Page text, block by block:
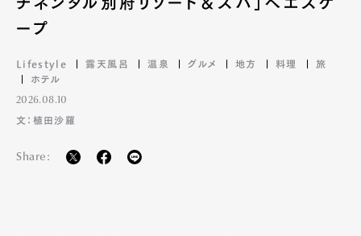
ープ
Lifestyle 露天風呂 温泉 グルメ 地方 料理
旅
ホテル
2026.08.10
文：植田沙羅
Share: